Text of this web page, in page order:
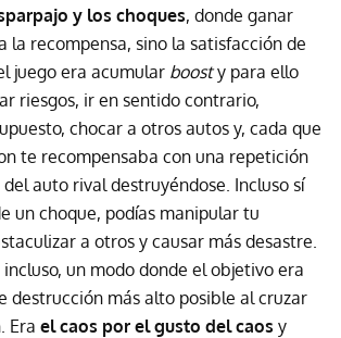
y los choques, donde ganar
la recompensa, sino la satisfacción de
juego era acumular boosty para ello
riesgos, ir en sentido contrario,
chocar a otros autos y, cada que
te recompensaba con una repetición
auto rival destruyéndose. Incluso sí
un choque, podías manipular tu
a otros y causar más desastre.
incluso, un modo donde el objetivo era
destrucción más alto posible al cruzar
Era el caos por el gusto del caos y